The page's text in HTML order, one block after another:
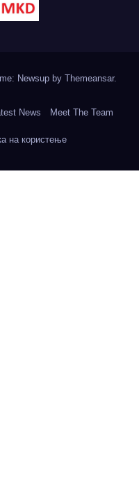
Newsup by Themeansar.
News Meet The Team
на користење